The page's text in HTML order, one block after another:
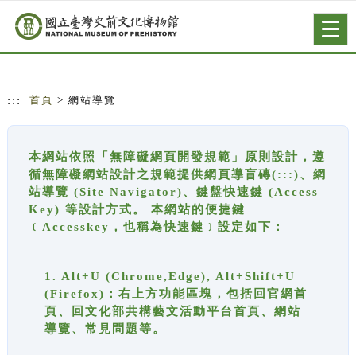
跳到主要內容
網站導覽
::: 首頁 > 網站導覽
本網站依照「無障礙網頁開發規範」原則設計，遵
循無障礙網站設計之規範提供網頁導盲磚(:::)、網
站導覽 (Site Navigator)、鍵盤快速鍵 (Access
Key) 等設計方式。 本網站的便捷鍵
﹝Accesskey，也稱為快速鍵﹞設定如下：
1. Alt+U (Chrome,Edge), Alt+Shift+U
(Firefox)：右上方功能區塊，包括回官網首
頁、回文化部共構藝文活動平台首頁、網站
導覽、常見問題等。